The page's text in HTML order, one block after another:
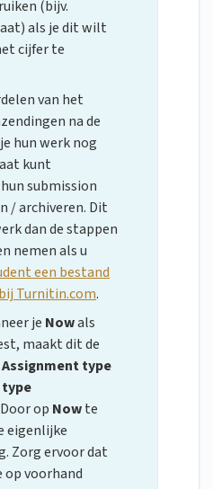
(bijv.
als je dit wilt
cijfer te
van het
na de
hun werk nog
kunt
submission
/ archiveren. Dit
dan de stappen
nemen als u
een bestand
Turnitin.com.
je Nowals
maakt dit de
Assignment type
op Nowte
eigenlijke
Zorg ervoor dat
op voorhand